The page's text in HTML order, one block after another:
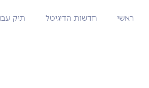
ראשי חדשות הדיגיטל תיק